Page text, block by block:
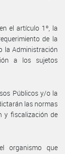
el artículo 1º, la
de la
la Administración
a los sujetos
Públicos y/o la
las normas
y fiscalización de
organismo que